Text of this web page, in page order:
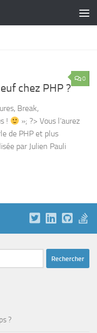
0
chez PHP ?
Break,
!
»; ?> Vous l’aurez
de PHP et plus
par Julien Pauli
?